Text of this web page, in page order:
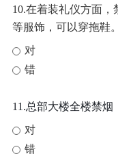
10.在着装礼仪方面
等服饰，可以穿拖鞋。
对
错
11.总部大楼全楼禁烟
对
错